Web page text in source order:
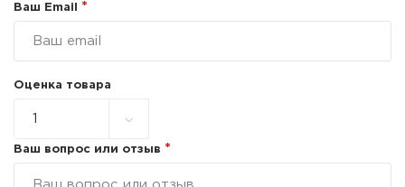
Ваш Email *
Оценка товара
Ваш вопрос или отзыв *